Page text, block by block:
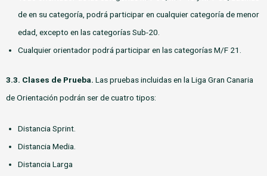
de en su categoría, podrá participar en cualquier categoría de menor
edad, excepto en las categorías Sub-20.
Cualquier orientador podrá participar en las categorías M/F 21.
3.3. Clases de Prueba. Las pruebas incluidas en la Liga Gran Canaria
de Orientación podrán ser de cuatro tipos:
Distancia Sprint.
Distancia Media.
Distancia Larga